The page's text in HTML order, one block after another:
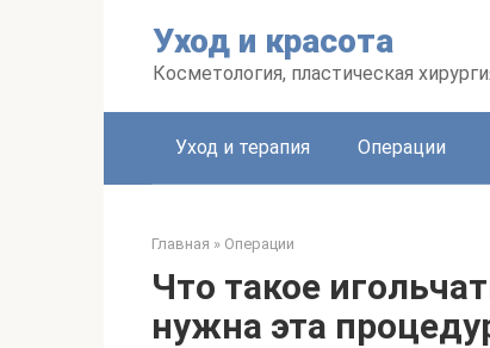
Уход и красота
Косметология, пластическая
Уход и терапия Операции
Главная » Операции
Что такое
нужна эта